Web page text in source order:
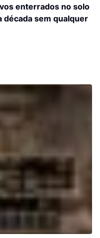
enterrados no solo
década sem qualquer